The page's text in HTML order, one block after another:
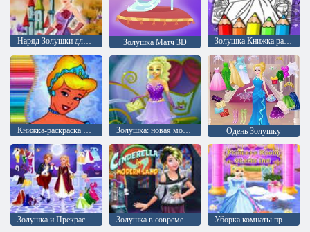
Наряд Золушки для вечеринки Золушка Матч 3D Золушка Книжка раскраска
Книжка-раскраска Золушка Золушка: новая модная одевалка Одень Золушку
Золушка и Прекрасный Принц Золушка в современной стране Уборка комнаты принцессы